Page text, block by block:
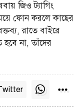
জিও ট্যাগিং
ফোন করলে কাছের
রাতে বাইরে
হবে না, তাঁদের